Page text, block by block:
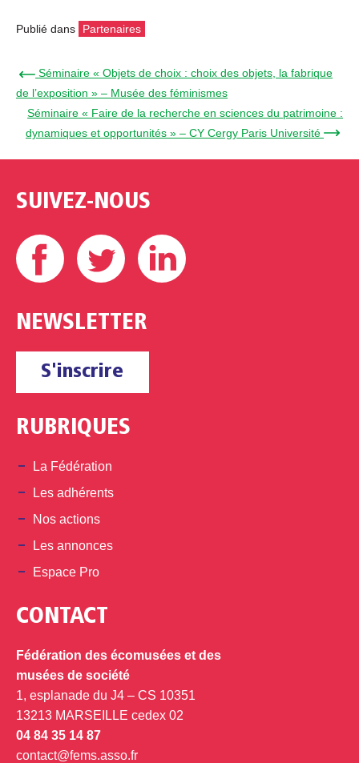
Publié dans Partenaires
← Séminaire « Objets de choix : choix des objets, la fabrique
de l’exposition » – Musée des féminismes
Séminaire « Faire de la recherche en sciences du patrimoine :
dynamiques et opportunités » – CY Cergy Paris Université →
SUIVEZ-NOUS
Facebook Twitter
NEWSLETTER
S'inscrire
RUBRIQUES
La Fédération
Les adhérents
Nos actions
Les annonces
Espace Pro
CONTACT
Fédération des écomusées et des
musées de société
1, esplanade du J4 – CS 10351
13213 MARSEILLE cedex 02
04 84 35 14 87
contact@fems.asso.fr